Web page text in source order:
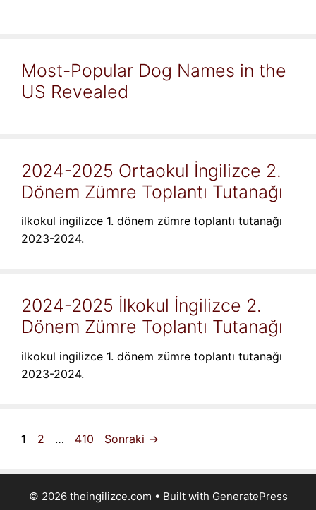
Most-Popular Dog Names in the
US Revealed
2024-2025 Ortaokul İngilizce 2.
Dönem Zümre Toplantı Tutanağı
ilkokul ingilizce 1. dönem zümre toplantı tutanağı
2023-2024.
2024-2025 İlkokul İngilizce 2.
Dönem Zümre Toplantı Tutanağı
ilkokul ingilizce 1. dönem zümre toplantı tutanağı
2023-2024.
Sayfa
1 Sayfa
2 … Sayfa
410 Sonraki →
© 2026 theingilizce.com • Built with GeneratePress